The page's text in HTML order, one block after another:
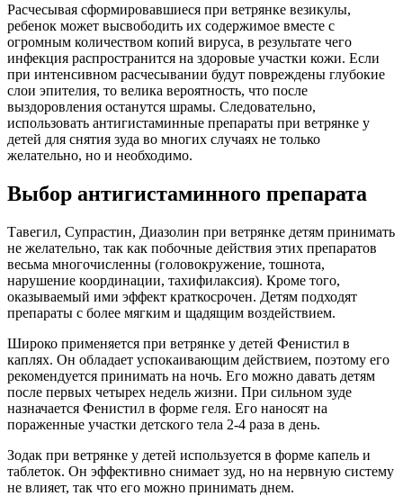
Расчесывая сформировавшиеся при ветрянке везикулы,
ребенок может высвободить их содержимое вместе с
огромным количеством копий вируса, в результате чего
инфекция распространится на здоровые участки кожи. Если
при интенсивном расчесывании будут повреждены глубокие
слои эпителия, то велика вероятность, что после
выздоровления останутся шрамы. Следовательно,
использовать антигистаминные препараты при ветрянке у
детей для снятия зуда во многих случаях не только
желательно, но и необходимо.
Выбор антигистаминного препарата
Тавегил, Супрастин, Диазолин при ветрянке детям принимать
не желательно, так как побочные действия этих препаратов
весьма многочисленны (головокружение, тошнота,
нарушение координации, тахифилаксия). Кроме того,
оказываемый ими эффект краткосрочен. Детям подходят
препараты с более мягким и щадящим воздействием.
Широко применяется при ветрянке у детей Фенистил в
каплях. Он обладает успокаивающим действием, поэтому его
рекомендуется принимать на ночь. Его можно давать детям
после первых четырех недель жизни. При сильном зуде
назначается Фенистил в форме геля. Его наносят на
пораженные участки детского тела 2-4 раза в день.
Зодак при ветрянке у детей используется в форме капель и
таблеток. Он эффективно снимает зуд, но на нервную систему
не влияет, так что его можно принимать днем.